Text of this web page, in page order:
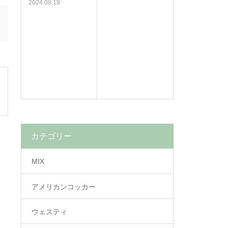
2024.08.19
カテゴリー
MIX
アメリカンコッカー
ウェスティ